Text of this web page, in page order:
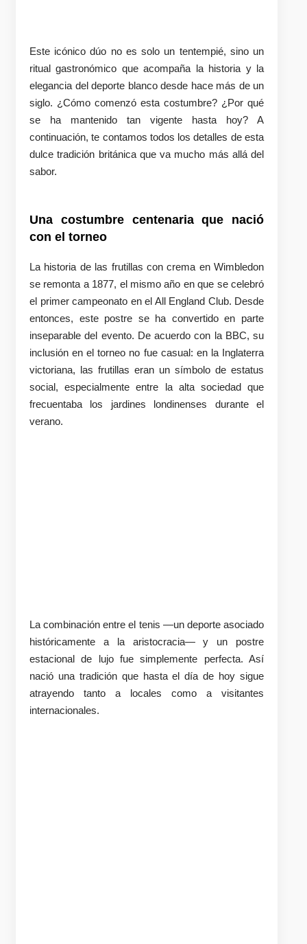
Este icónico dúo no es solo un tentempié, sino un
ritual gastronómico que acompaña la historia y la
elegancia del deporte blanco desde hace más de un
siglo. ¿Cómo comenzó esta costumbre? ¿Por qué
se ha mantenido tan vigente hasta hoy? A
continuación, te contamos todos los detalles de esta
dulce tradición británica que va mucho más allá del
sabor.
Una costumbre centenaria que nació
con el torneo
La historia de las frutillas con crema en Wimbledon
se remonta a 1877, el mismo año en que se celebró
el primer campeonato en el All England Club. Desde
entonces, este postre se ha convertido en parte
inseparable del evento. De acuerdo con la BBC, su
inclusión en el torneo no fue casual: en la Inglaterra
victoriana, las frutillas eran un símbolo de estatus
social, especialmente entre la alta sociedad que
frecuentaba los jardines londinenses durante el
verano.
La combinación entre el tenis —un deporte asociado
históricamente a la aristocracia— y un postre
estacional de lujo fue simplemente perfecta. Así
nació una tradición que hasta el día de hoy sigue
atrayendo tanto a locales como a visitantes
internacionales.